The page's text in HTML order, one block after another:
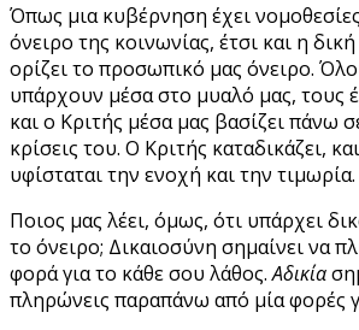
Όπως μια κυβέρνηση έχει
όνειρο της κοινωνίας, έτσι και η
ορίζει το προσωπικό μας όνειρο.
υπάρχουν μέσα στο μυαλό μας, τους
και ο Κριτής μέσα μας βασίζει πάνω
κρίσεις του. Ο Κριτής καταδικάζει,
υφίσταται την ενοχή και την τιμωρία.
Ποιος μας λέει, όμως, ότι υπάρχει
το όνειρο; Δικαιοσύνη σημαίνει να
φορά για το κάθε σου λάθος.Αδικία
πληρώνεις παραπάνω από μία φορές